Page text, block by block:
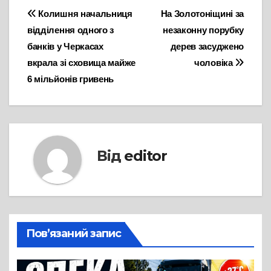
Навігація
записів
На Золотоніщині за
незаконну порубку
дерев засуджено
чоловіка
Колишня начальниця
відділення одного з
банків у Черкасах
вкрала зі сховища майже
6 мільйонів гривень
Від editor
Пов’язаний запис